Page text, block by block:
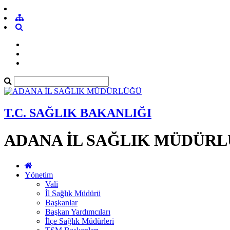
T.C. SAĞLIK BAKANLIĞI
ADANA İL SAĞLIK
Yönetim
Vali
İl Sağlık Müdürü
Başkanlar
Başkan Yardımcıları
İlçe Sağlık Müdürleri